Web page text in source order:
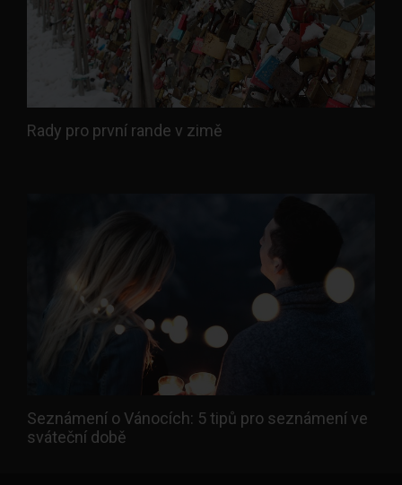
Rady pro první rande v zimě
Seznámení o Vánocích: 5 tipů pro seznámení ve
sváteční době